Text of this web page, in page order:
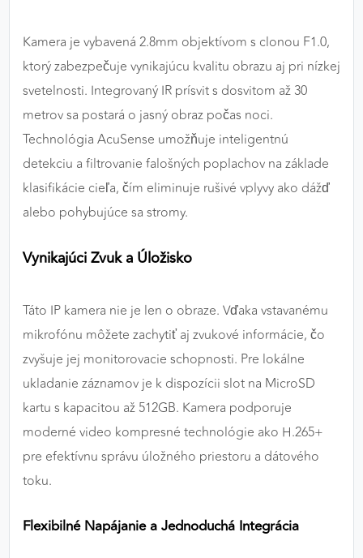
Kamera je vybavená 2.8mm objektívom s clonou F1.0,
ktorý zabezpečuje vynikajúcu kvalitu obrazu aj pri nízkej
svetelnosti. Integrovaný IR prísvit s dosvitom až 30
metrov sa postará o jasný obraz počas noci.
Technológia AcuSense umožňuje inteligentnú
detekciu a filtrovanie falošných poplachov na základe
klasifikácie cieľa, čím eliminuje rušivé vplyvy ako dážď
alebo pohybujúce sa stromy.
Vynikajúci Zvuk a Úložisko
Táto IP kamera nie je len o obraze. Vďaka vstavanému
mikrofónu môžete zachytiť aj zvukové informácie, čo
zvyšuje jej monitorovacie schopnosti. Pre lokálne
ukladanie záznamov je k dispozícii slot na MicroSD
kartu s kapacitou až 512GB. Kamera podporuje
moderné video kompresné technológie ako H.265+
pre efektívnu správu úložného priestoru a dátového
toku.
Flexibilné Napájanie a Jednoduchá Integrácia